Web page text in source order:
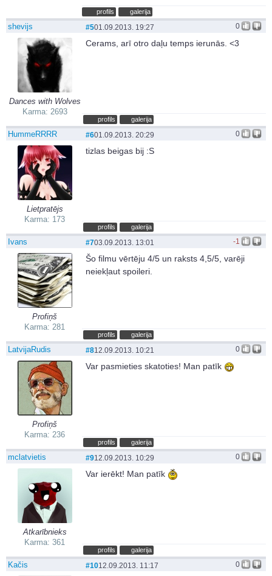
profils galerija
shevijs
Dances with Wolves
Karma: 2693
0
#501.09.2013. 19:27
Cerams, arī otro daļu temps ierunās. <3
profils galerija
HummeRRRR
Lietpratējs
Karma: 173
0
#601.09.2013. 20:29
tizlas beigas bij :S
profils galerija
Ivans
Profiņš
Karma: 281
-1
#703.09.2013. 13:01
Šo filmu vērtēju 4/5 un raksts 4,5/5, varēji
neiekļaut spoileri.
profils galerija
LatvijaRudis
Profiņš
Karma: 236
0
#812.09.2013. 10:21
Var pasmieties skatoties! Man patīk
profils galerija
mclatvietis
Atkarībnieks
Karma: 361
0
#912.09.2013. 10:29
Var ierēkt! Man patīk
profils galerija
Kačis 0
#1012.09.2013. 11:17